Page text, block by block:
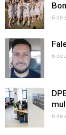
6 de
6 de
6 de